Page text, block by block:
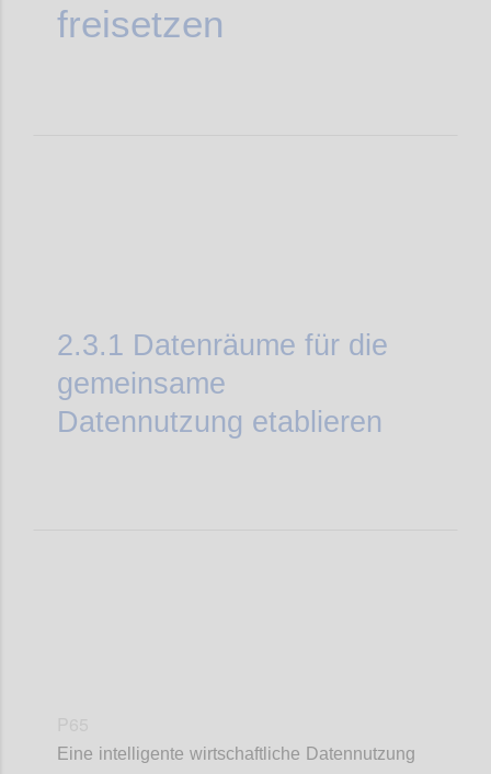
freisetzen
2.3.1 Datenräume für die
gemeinsame
Datennutzung etablieren
Eine intelligente wirtschaftliche Datennutzung